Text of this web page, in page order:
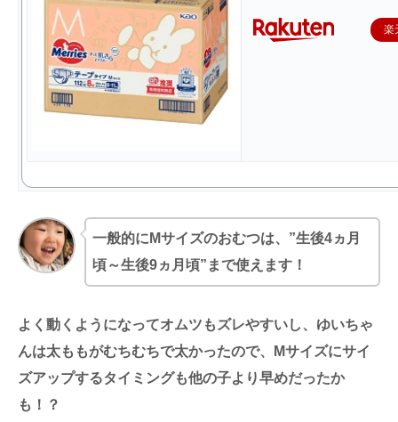
楽
一般的にMサイズのおむつは、”生後4ヵ月
頃～生後9ヵ月頃”まで使えます！
よく動くようになってオムツもズレやすいし、ゆいちゃ
んは太ももがむちむちで太かったので、Mサイズにサイ
ズアップするタイミングも他の子より早めだったか
も！？